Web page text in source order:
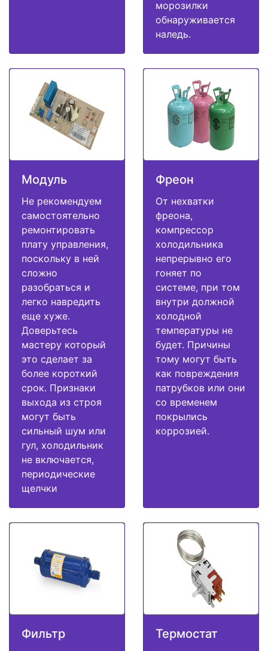
морозилки
обнаруживается
наледь.
Модуль
Не рекомендуем
самостоятельно
ремонтировать
плату управления,
поскольку в ней
сложно
разобраться и
легко навредить
еще хуже.
Доверьтесь
мастеру который
это сделает за
более короткий
срок. Признаки
выхода из строя
могут быть
сильный шум или
гул, холодильник
не включается,
периодические
щелчки
Фреон
От нехватки
фреона,
компрессор
холодильника
непрерывно его
гоняет по
системе, при том
внутри должной
холодной
температуры не
будет. Причины
тому могут быть
как повреждения
патрубков или они
со временем
покрылись
коррозией.
Фильтр Термостат